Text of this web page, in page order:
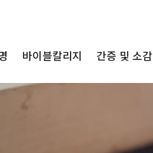
바이블칼리지 간증 및 소감